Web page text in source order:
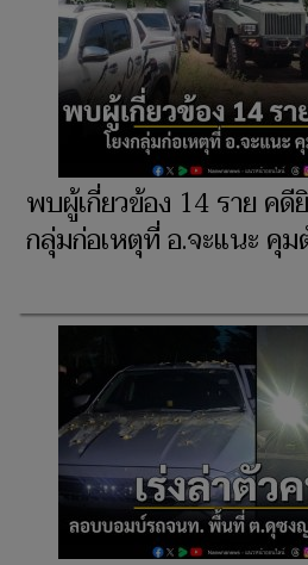
พบผู้เกี่ยวข้อง 14 ราย คดี
กลุ่มก่อเหตุที่ อ.จะแนะ คุ